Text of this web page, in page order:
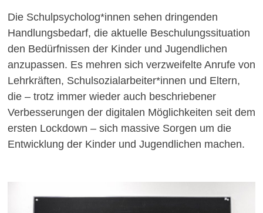
Die Schulpsycholog*innen sehen dringenden
Handlungsbedarf, die aktuelle Beschulungssituation
den Bedürfnissen der Kinder und Jugendlichen
anzupassen. Es mehren sich verzweifelte Anrufe von
Lehrkräften, Schulsozialarbeiter*innen und Eltern,
die – trotz immer wieder auch beschriebener
Verbesserungen der digitalen Möglichkeiten seit dem
ersten Lockdown – sich massive Sorgen um die
Entwicklung der Kinder und Jugendlichen machen.